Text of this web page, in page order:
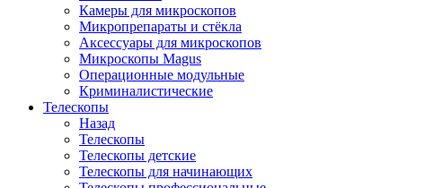
Камеры для микроскопов
Микропрепараты и стёкла
Аксессуары для микроскопов
Микроскопы Magus
Операционные модульные
Криминалистические
Телескопы
Назад
Телескопы
Телескопы детские
Телескопы для начинающих